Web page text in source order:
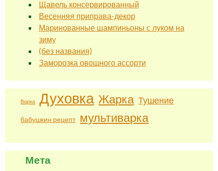
Щавель консервированный
Весенняя приправа-декор
Маринованные шампиньоны с луком на
зиму
(без названия)
Заморозка овощного ассорти
Варка Духовка Жарка Тушение
бабушкин рецепт мультиварка
Мета